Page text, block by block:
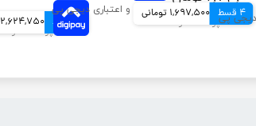
4 قسط 2,624,750 تومانی
4 قسط 1,697,500 تومانی